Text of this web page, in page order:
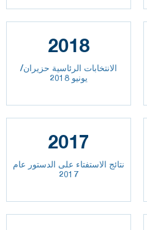
2018
الانتخابات الرئاسية حزيران/
يونيو 2018
2017
نتائج الاستفتاء على الدستور عام
2017